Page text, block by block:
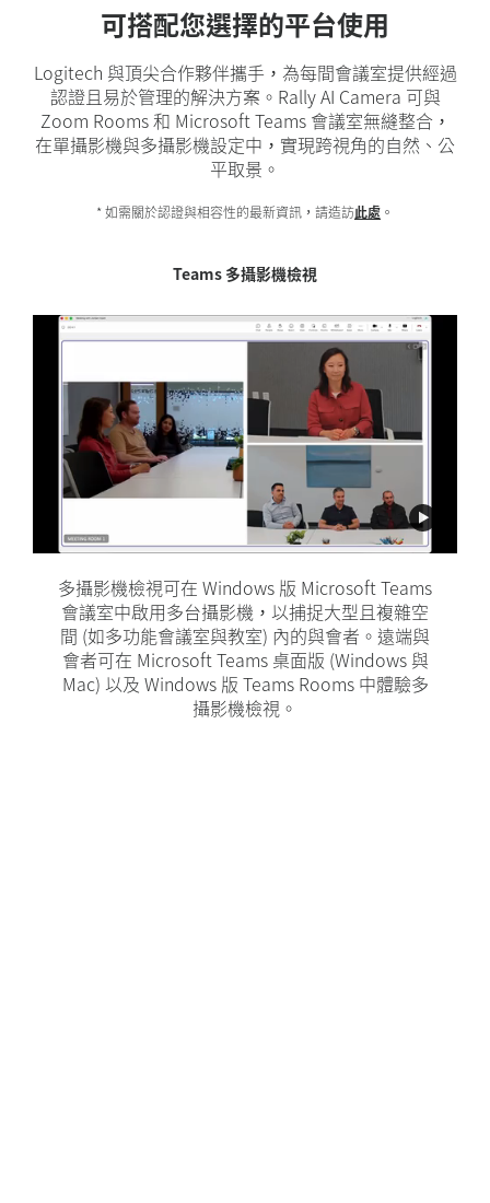
Teams 多攝影機檢視
多攝影機檢視可在 Windows 版 Microsoft Teams
會議室中啟用多台攝影機，以捕捉大型且複雜空
間 (如多功能會議室與教室) 內的與會者。遠端與
會者可在 Microsoft Teams 桌面版 (Windows 與
Mac) 以及 Windows 版 Teams Rooms 中體驗多
攝影機檢視。
Zoom 智慧導播
智慧導播旨在透過建立具包容性的混合會議環境
來支援靈活溝通。此 Windows 版 Zoom Rooms
功能讓會議室內的人員在畫廊檢視中擁有獨立畫
面，確保他們享有與其他與會者平等的能見度與
發言權。
可搭配您選擇的平台使用
Logitech 與頂尖合作夥伴攜手，為每間會議室提供經過
認證且易於管理的解決方案。Rally AI Camera 可與
Zoom Rooms 和 Microsoft Teams 會議室無縫整合，
在單攝影機與多攝影機設定中，實現跨視角的自然、公
平取景。
* 如需關於認證與相容性的最新資訊，請造訪此處 。